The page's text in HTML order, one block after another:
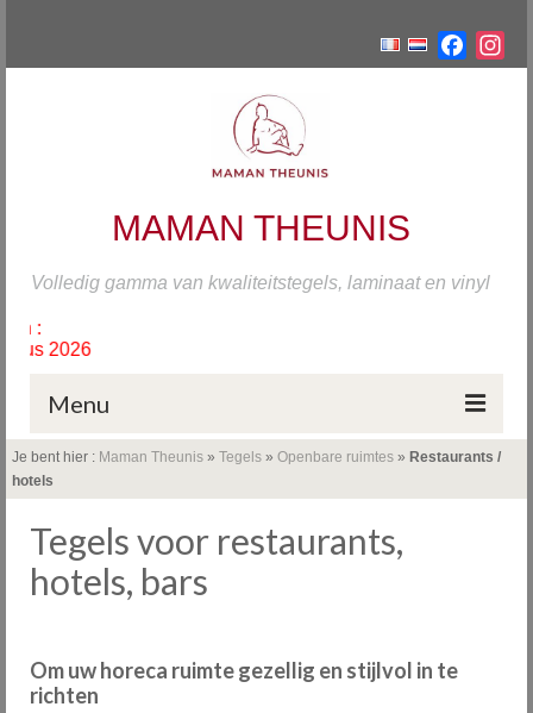
MAMAN THEUNIS
Volledig gamma van kwaliteitstegels, laminaat en vinyl
Menu
Home
Onze fabrieken
Onderhoud
Je bent hier : Maman Theunis » Tegels » Openbare ruimtes » Restaurants /
hotels
Tegels voor restaurants,
hotels, bars
Om uw horeca ruimte gezellig en stijlvol in te
richten